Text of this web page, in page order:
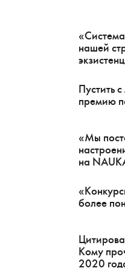
нашей
Пустить
премию
«Мы
на
более
Кому
2020